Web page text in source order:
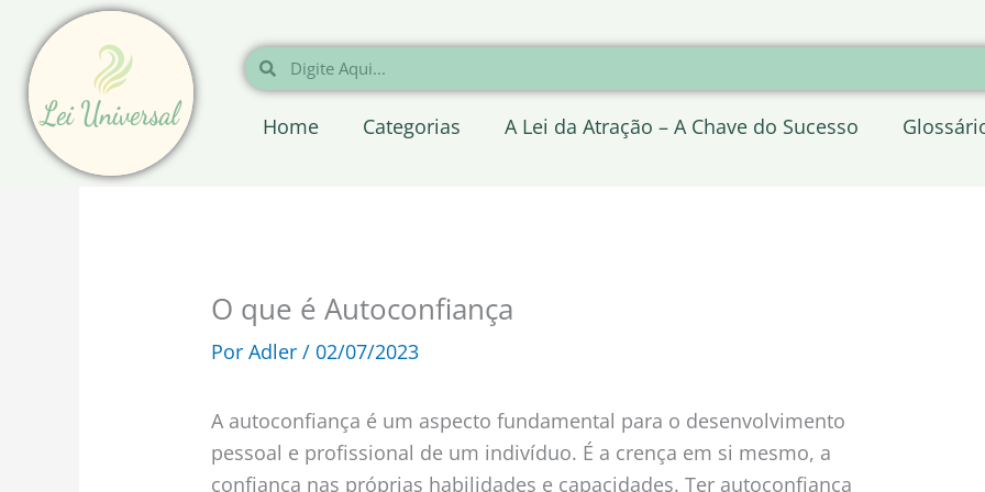
para
conteúdo
Pesquisar
Pesquisar
Home Categorias A Lei da Atração – A Chave do Sucesso
O que é Autoconfiança
PorAdler/ 02/07/2023
A autoconfiança é um aspecto fundamental para o desenvolvimento
pessoal e profissional de um indivíduo. É a crença em si mesmo, a
confiança nas próprias habilidades e capacidades. Ter autoconfiança